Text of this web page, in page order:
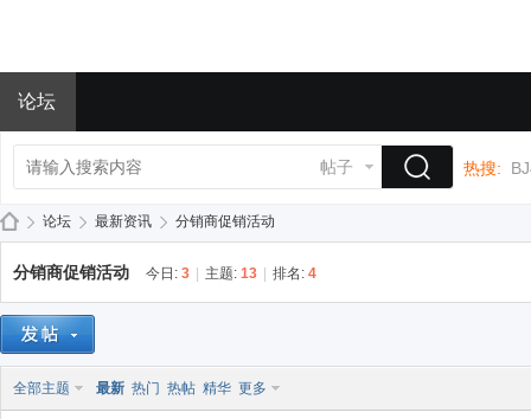
论坛
帖子 热搜:
BJ »
论坛 最新资讯 分销商促销活动
分销商促销活动 今日: 3 主题: 13 排名: 4
全部主题 最新 热门 热帖 精华 更多